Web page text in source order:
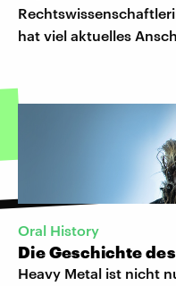
hat viel aktuelles
Oral History
Die Geschichte
Heavy Metal ist nicht